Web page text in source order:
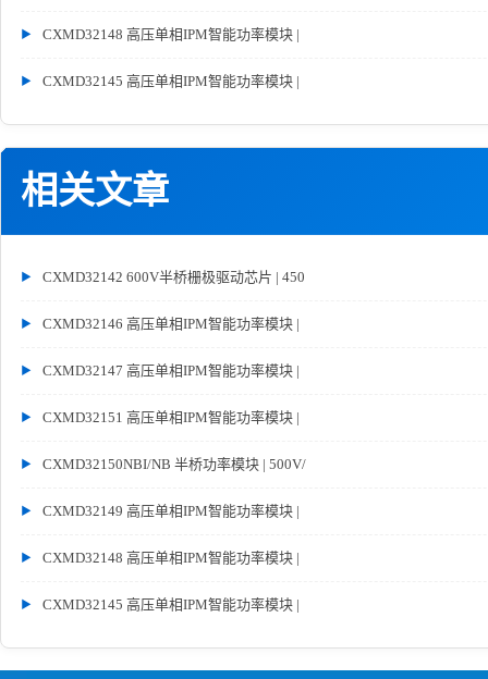
CXMD32148 高压单相IPM智能功率模块 |
CXMD32145 高压单相IPM智能功率模块 |
相关文章
CXMD32142 600V半桥栅极驱动芯片 | 450
CXMD32146 高压单相IPM智能功率模块 |
CXMD32147 高压单相IPM智能功率模块 |
CXMD32151 高压单相IPM智能功率模块 |
CXMD32150NBI/NB 半桥功率模块 | 500V/
CXMD32149 高压单相IPM智能功率模块 |
CXMD32148 高压单相IPM智能功率模块 |
CXMD32145 高压单相IPM智能功率模块 |